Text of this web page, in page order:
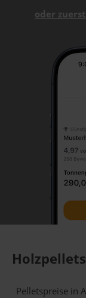
oder
Pelletspreise in